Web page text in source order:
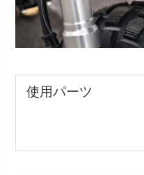
使用パーツ